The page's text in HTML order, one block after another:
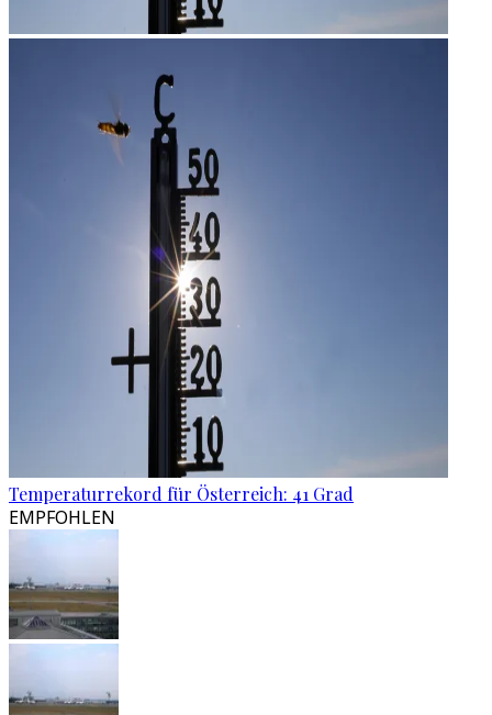
Temperaturrekord für Österreich: 41 Grad
EMPFOHLEN